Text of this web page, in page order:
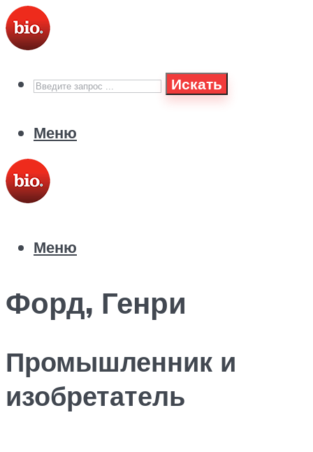
Искать
Меню
Меню
Форд, Генри
Промышленник и
изобретатель